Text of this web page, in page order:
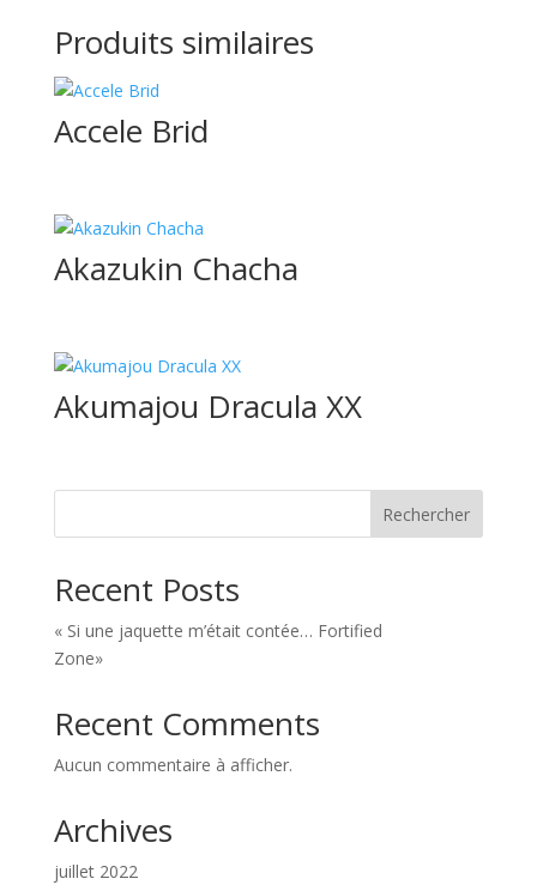
Produits similaires
Accele Brid
Akazukin Chacha
Akumajou Dracula XX
Rechercher
Recent Posts
« Si une jaquette m’était contée… Fortified
Zone»
Recent Comments
Aucun commentaire à afficher.
Archives
juillet 2022